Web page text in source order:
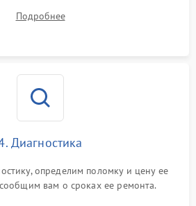
Подробнее
Диагностика
определим поломку и цену ее
вам о сроках ее ремонта.